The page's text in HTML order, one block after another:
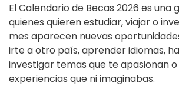
El Calendario de Becas 2026 es una
quienes quieren estudiar, viajar o
mes aparecen nuevas
irte a otro país, aprender idiomas,
investigar temas que te apasionan
experiencias que ni imaginabas.